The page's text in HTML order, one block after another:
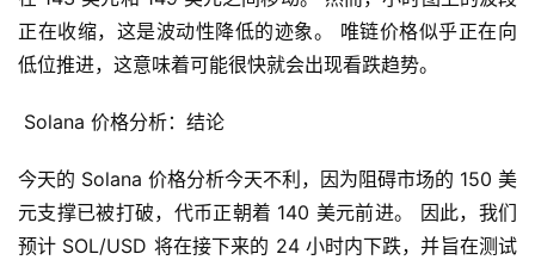
首
快
正在收缩，这是波动性降低的迹象。 唯链价格似乎正在向
低位推进，这意味着可能很快就会出现看跌趋势。
Solana 价格分析：结论
今天的 Solana 价格分析今天不利，因为阻碍市场的 150 美
元支撑已被打破，代币正朝着 140 美元前进。 因此，我们
预计 SOL/USD 将在接下来的 24 小时内下跌，并旨在测试